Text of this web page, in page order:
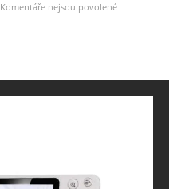
Komentáře nejsou povolené